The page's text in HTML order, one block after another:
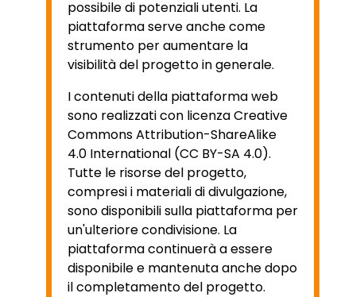
possibile di potenziali utenti. La
piattaforma serve anche come
strumento per aumentare la
visibilità del progetto in generale.
I contenuti della piattaforma web
sono realizzati con licenza Creative
Commons Attribution-ShareAlike
4.0 International (CC BY-SA 4.0).
Tutte le risorse del progetto,
compresi i materiali di divulgazione,
sono disponibili sulla piattaforma per
un'ulteriore condivisione. La
piattaforma continuerà a essere
disponibile e mantenuta anche dopo
il completamento del progetto.